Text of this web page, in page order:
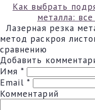
Как выбрать
металла:
Лазерная резка
метод раскроя
сравнению
Добавить
Имя*
Email*
Комментарий